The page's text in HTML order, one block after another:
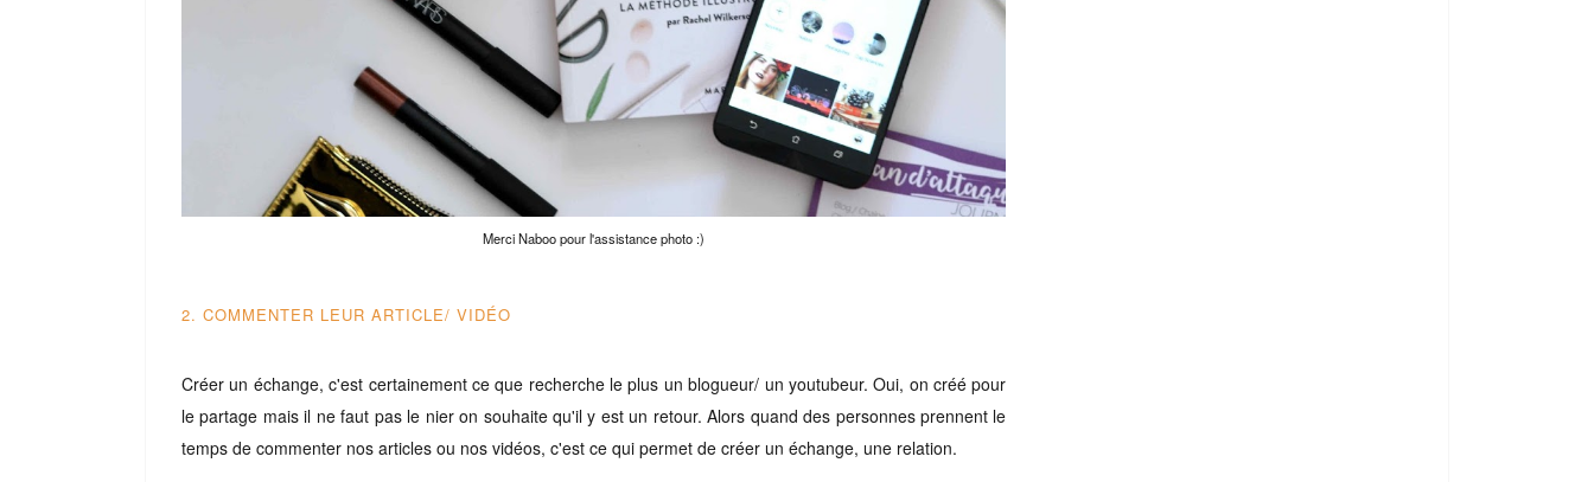
Merci Naboo pour l'assistance photo :)
2. COMMENTER LEUR ARTICLE/ VIDÉO
Créer un échange, c'est certainement ce que recherche le plus un blogueur/ un youtubeur. Oui, on créé pour
le partage mais il ne faut pas le nier on souhaite qu'il y est un retour. Alors quand des personnes prennent le
temps de commenter nos articles ou nos vidéos, c'est ce qui permet de créer un échange, une relation.